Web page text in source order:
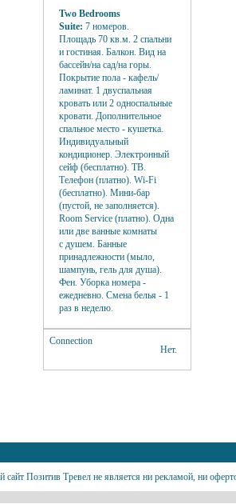
Two Bedrooms
Suite: 7 номеров.
Площадь 70 кв.м. 2 спальни
и гостиная. Балкон. Вид на
бассейн/на сад/на горы.
Покрытие пола - кафель/
ламинат. 1 двуспальная
кровать или 2 односпальные
кровати. Дополнительное
спальное место - кушетка.
Индивидуальный
кондиционер. Электронный
сейф (бесплатно). ТВ.
Телефон (платно). Wi-Fi
(бесплатно). Мини-бар
(пустой, не заполняется).
Room Service (платно). Одна
или две ванные комнаты
с душем. Банные
принадлежности (мыло,
шампунь, гель для душа).
Фен. Уборка номера -
ежедневно. Смена белья - 1
раз в неделю.
Connection
Нет.
Позитив Тревел не является ни рекламой, ни